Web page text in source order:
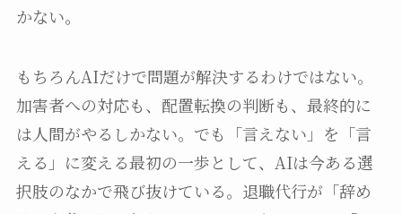
かない。
もちろんAIだけで問題が解決するわけではない。
加害者への対応も、配置転換の判断も、最終的に
は人間がやるしかない。でも「言えない」を「言
える」に変える最初の一歩として、AIは今ある選
択肢のなかで飛び抜けている。退職代行が「辞め